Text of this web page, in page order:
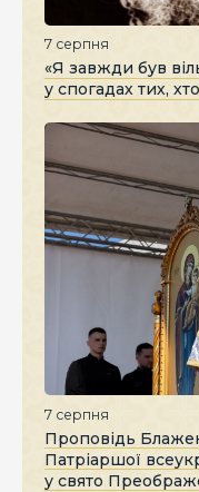
7 серпня
«Я завжди був
у спогадах тих,
7 серпня
Проповідь
Патріаршої
у свято